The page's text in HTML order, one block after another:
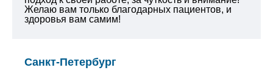
Желаю вам только благодарных пациентов, и
здоровья вам самим!
Санкт-Петербург